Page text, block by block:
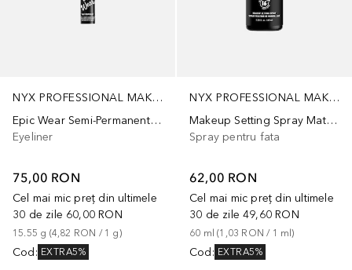
NYX PROFESSIONAL MAKEUP
Epic Wear Semi-Permanent Liquid Liner
Eyeliner
75,00 RON
Cel mai mic preț din ultimele
30 de zile 60,00 RON
15.55 g (4,82 RON / 1 g)
Cod : EXTRA5%
NYX PROFESSIONAL MAKEUP
Makeup Setting Spray Matte Finish
Spray pentru fata
62,00 RON
Cel mai mic preț din ultimele
30 de zile 49,60 RON
60 ml (1,03 RON / 1 ml)
Cod : EXTRA5%